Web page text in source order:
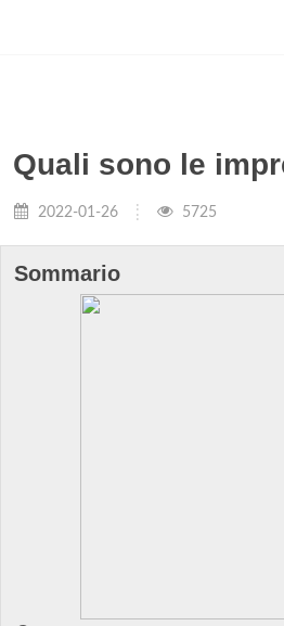
Quali sono le
2022-01-26 5725
Sommario